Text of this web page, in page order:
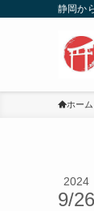
静岡か
ホーム
2024
9/26